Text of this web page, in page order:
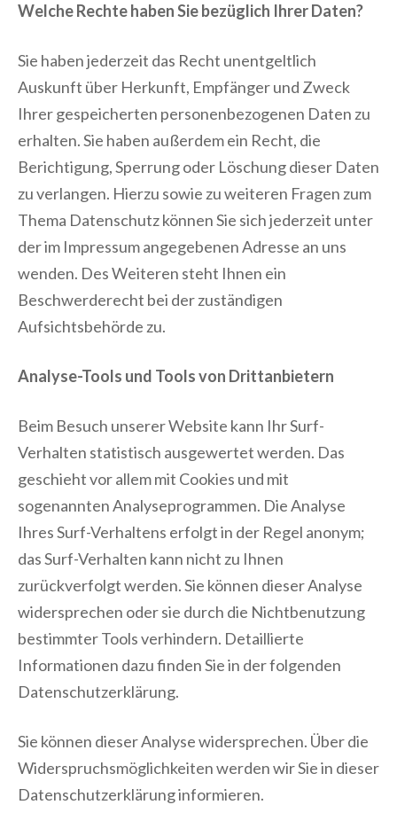
Welche Rechte haben Sie bezüglich Ihrer Daten?
Sie haben jederzeit das Recht unentgeltlich
Auskunft über Herkunft, Empfänger und Zweck
Ihrer gespeicherten personenbezogenen Daten zu
erhalten. Sie haben außerdem ein Recht, die
Berichtigung, Sperrung oder Löschung dieser Daten
zu verlangen. Hierzu sowie zu weiteren Fragen zum
Thema Datenschutz können Sie sich jederzeit unter
der im Impressum angegebenen Adresse an uns
wenden. Des Weiteren steht Ihnen ein
Beschwerderecht bei der zuständigen
Aufsichtsbehörde zu.
Analyse-Tools und Tools von Drittanbietern
Beim Besuch unserer Website kann Ihr Surf-
Verhalten statistisch ausgewertet werden. Das
geschieht vor allem mit Cookies und mit
sogenannten Analyseprogrammen. Die Analyse
Ihres Surf-Verhaltens erfolgt in der Regel anonym;
das Surf-Verhalten kann nicht zu Ihnen
zurückverfolgt werden. Sie können dieser Analyse
widersprechen oder sie durch die Nichtbenutzung
bestimmter Tools verhindern. Detaillierte
Informationen dazu finden Sie in der folgenden
Datenschutzerklärung.
Sie können dieser Analyse widersprechen. Über die
Widerspruchsmöglichkeiten werden wir Sie in dieser
Datenschutzerklärung informieren.